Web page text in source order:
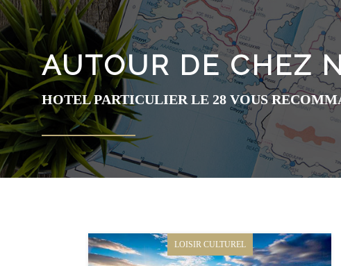
AUTOUR DE CHEZ
HOTEL PARTICULIER LE 28 VOUS
LOISIR CULTUREL